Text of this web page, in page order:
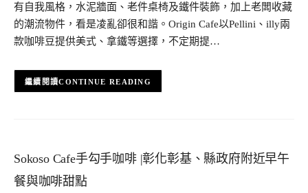
有自我風格，水泥牆面、老件桌椅及鐵件裝飾，加上老闆收藏
的潮流物件，看是凌亂卻很和諧。Origin Cafe以Pellini、illy兩
款咖啡豆提供美式、拿鐵等選擇，不定期提…
CONTINUE READING
Sokoso Cafe手勾手咖啡 |彰化彰基、縣政府附近早午
餐與咖啡甜點